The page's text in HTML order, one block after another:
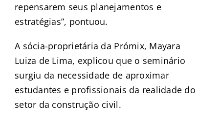
repensarem seus planejamentos e
estratégias”, pontuou.
A sócia-proprietária da Prómix, Mayara
Luiza de Lima, explicou que o seminário
surgiu da necessidade de aproximar
estudantes e profissionais da realidade do
setor da construção civil.